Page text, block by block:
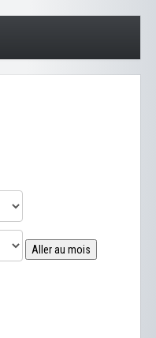
Aller au mois